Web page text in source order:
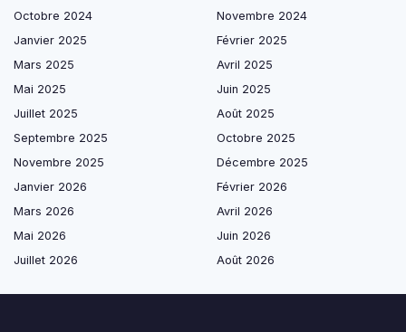
Octobre 2024
Novembre 2024
Janvier 2025
Février 2025
Mars 2025
Avril 2025
Mai 2025
Juin 2025
Juillet 2025
Août 2025
Septembre 2025
Octobre 2025
Novembre 2025
Décembre 2025
Janvier 2026
Février 2026
Mars 2026
Avril 2026
Mai 2026
Juin 2026
Juillet 2026
Août 2026